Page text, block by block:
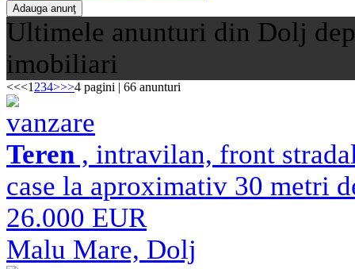
Ultimele anunturi din Dolj
imobiliari
<<<1 234>>>4 pagini | 66 anunturi
vanzare
Teren , intravilan, front
case la aproximativ 30 metri
26.000 EUR
Malu Mare, Dolj